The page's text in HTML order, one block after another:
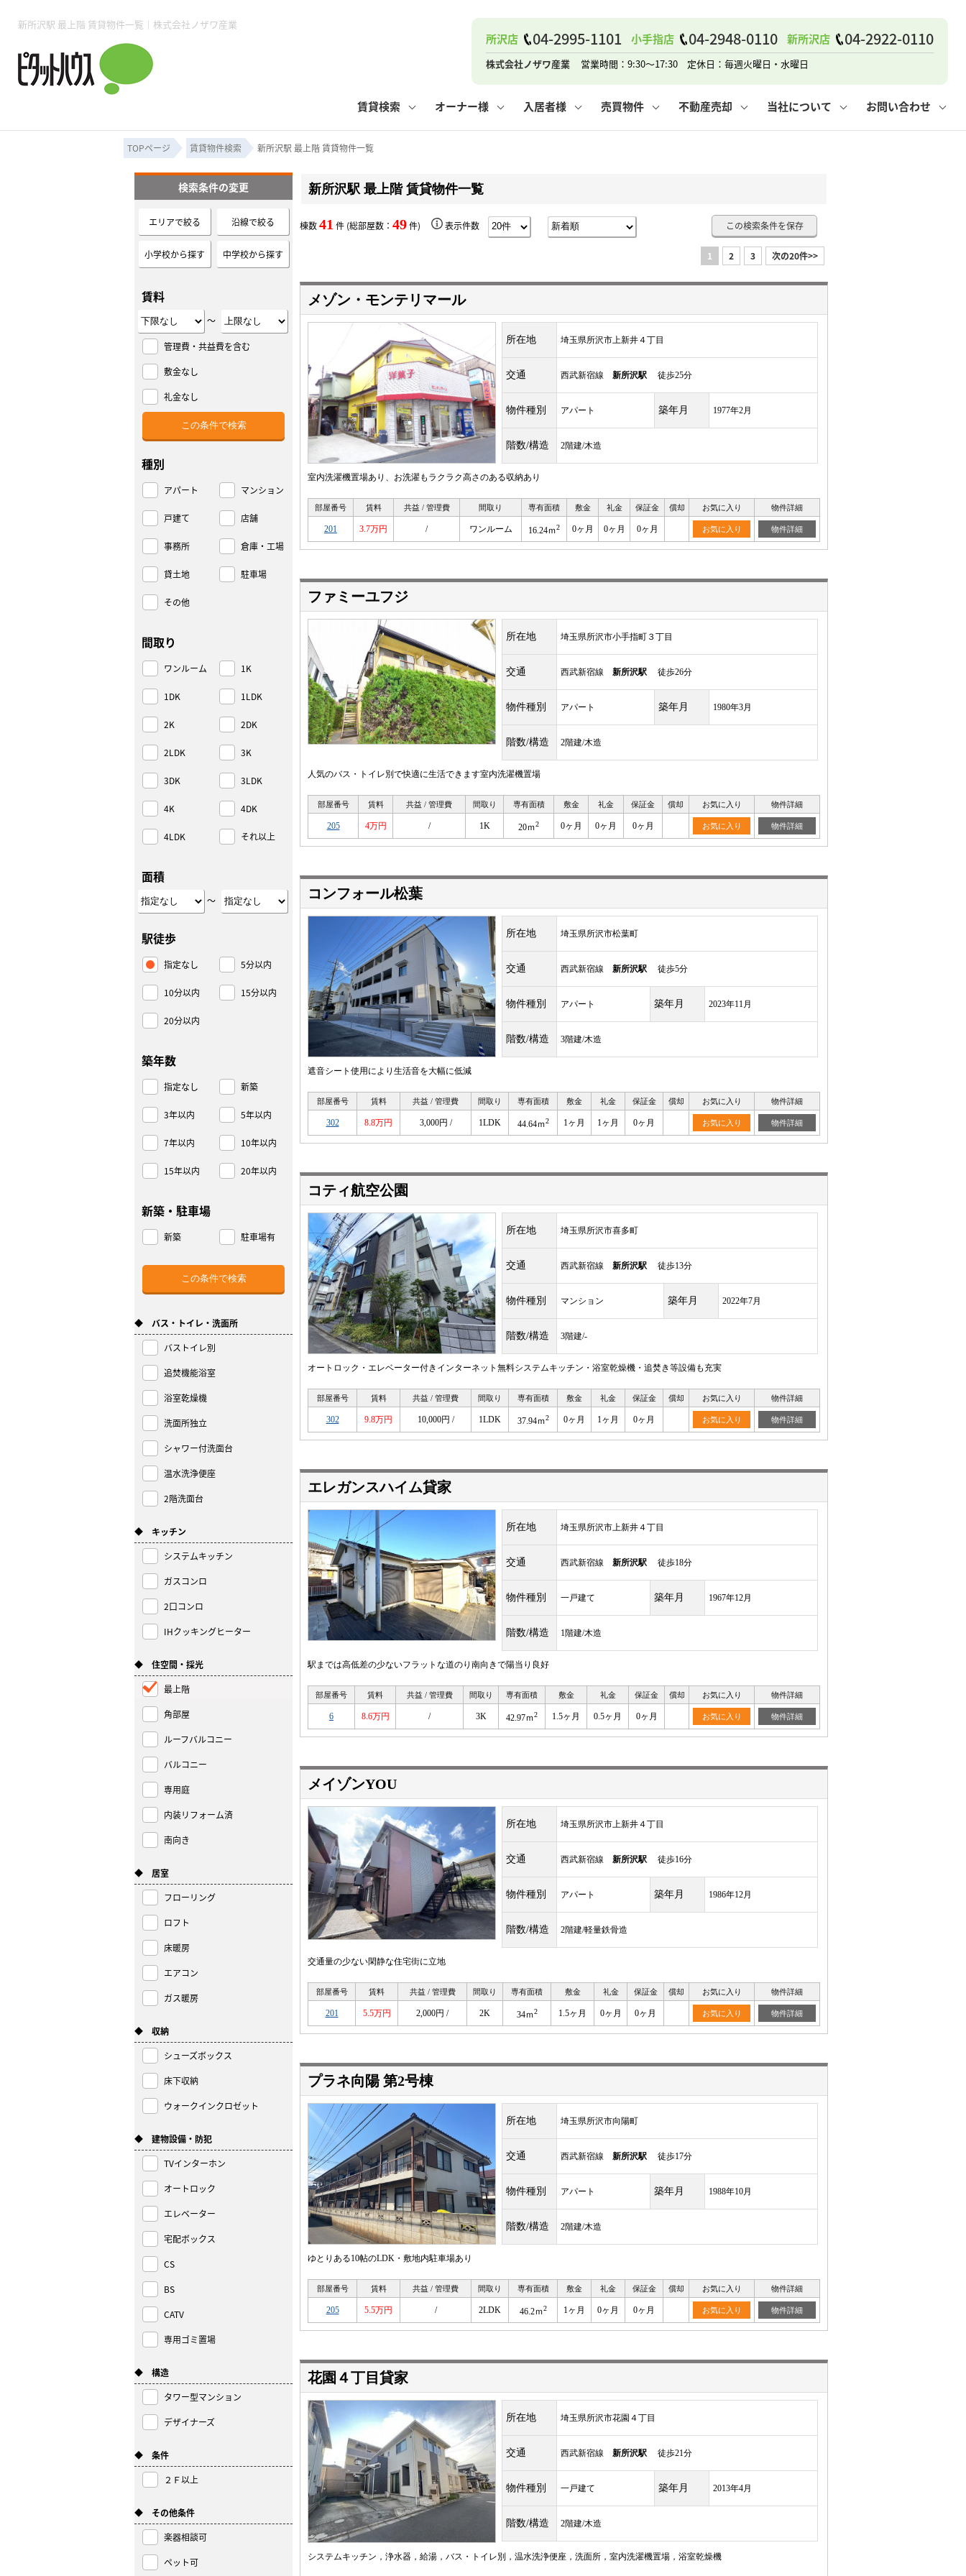
新所沢駅 最上階 賃貸物件一覧｜株式会社ノザワ産業
所沢店 04-2995-1101 小手指店 04-2948-0110 新所沢店 04-2922-0110
株式会社ノザワ産業 営業時間：9:30～17:30 定休日：毎週火曜日・水曜日
賃貸検索
所沢賃貸TOP 物件検索フォーム お気に入り 閲覧履歴
コンテナ
オーナー様
賃貸管理業務 土地・空き家活用 空き家管理 管理物件一覧
入居者様
入居者様用ページTOP 入居中のマナー 住まいのトラブルQ&A
売買物件
売買物件一覧 購入時の諸費用 購入までの流れ よくある質問
不動産売却
無料売却査定 仲介手数料について 業者の選び方 媒介契約の種類
必要な書類 売却の流れ よくある質問 相続
当社について
会社概要 スタッフ紹介 お知らせ お客様の声
ピタットハウス小手指店 ピタットハウス新所沢店
お問い合わせ
ご来店予約 お住まいの解約手続き その他の問合せ
必要な書類 よくある質問 相続
ピタットハウス小手指店 ピタットハウス新所沢店
TOPページ 賃貸物件検索 新所沢駅 最上階 賃貸物件一覧
新所沢駅 最上階 賃貸物件一覧
棟数41 件 (総部屋数： 49件) 表示件数 この検索条件を保存
1 2 3 次の20件>>
メゾン・モンテリマール
所在地 埼玉県所沢市上新井４丁目
交通 西武新宿線 新所沢駅 徒歩25分
物件種別 アパート 築年月 1977年2月
階数/構造 2階建/木造
室内洗濯機置場あり、お洗濯もラクラク高さのある収納あり
部屋番号 賃料 共益 / 管理費 間取り 専有面積 敷金 礼金 保証金 償却 お気に入り 物件詳細
201 3.7万円 / ワンルーム 16.24ｍ2 0ヶ月 0ヶ月 0ヶ月 お気に入り 物件詳細
ファミーユフジ
所在地 埼玉県所沢市小手指町３丁目
交通 西武新宿線 新所沢駅 徒歩26分
物件種別 アパート 築年月 1980年3月
階数/構造 2階建/木造
人気のバス・トイレ別で快適に生活できます室内洗濯機置場
部屋番号 賃料 共益 / 管理費 間取り 専有面積 敷金 礼金 保証金 償却 お気に入り 物件詳細
205 4万円 / 1K 20ｍ2 0ヶ月 0ヶ月 0ヶ月 お気に入り 物件詳細
コンフォール松葉
所在地 埼玉県所沢市松葉町
交通 西武新宿線 新所沢駅 徒歩5分
物件種別 アパート 築年月 2023年11月
階数/構造 3階建/木造
遮音シート使用により生活音を大幅に低減
部屋番号 賃料 共益 / 管理費 間取り 専有面積 敷金 礼金 保証金 償却 お気に入り 物件詳細
302 8.8万円 3,000円 / 1LDK 44.64ｍ2 1ヶ月 1ヶ月 0ヶ月 お気に入り 物件詳細
コティ航空公園
所在地 埼玉県所沢市喜多町
交通 西武新宿線 新所沢駅 徒歩13分
物件種別 マンション 築年月 2022年7月
階数/構造 3階建/-
オートロック・エレベーター付きインターネット無料システムキッチン・浴室乾燥機・追焚き等設備も充実
部屋番号 賃料 共益 / 管理費 間取り 専有面積 敷金 礼金 保証金 償却 お気に入り 物件詳細
302 9.8万円 10,000円 / 1LDK 37.94ｍ2 0ヶ月 1ヶ月 0ヶ月 お気に入り 物件詳細
エレガンスハイム貸家
所在地 埼玉県所沢市上新井４丁目
交通 西武新宿線 新所沢駅 徒歩18分
物件種別 一戸建て 築年月 1967年12月
階数/構造 1階建/木造
駅までは高低差の少ないフラットな道のり南向きで陽当り良好
部屋番号 賃料 共益 / 管理費 間取り 専有面積 敷金 礼金 保証金 償却 お気に入り 物件詳細
6 8.6万円 / 3K 42.97ｍ2 1.5ヶ月 0.5ヶ月 0ヶ月 お気に入り 物件詳細
メイゾンYOU
所在地 埼玉県所沢市上新井４丁目
交通 西武新宿線 新所沢駅 徒歩16分
物件種別 アパート 築年月 1986年12月
階数/構造 2階建/軽量鉄骨造
交通量の少ない閑静な住宅街に立地
部屋番号 賃料 共益 / 管理費 間取り 専有面積 敷金 礼金 保証金 償却 お気に入り 物件詳細
201 5.5万円 2,000円 / 2K 34ｍ2 1.5ヶ月 0ヶ月 0ヶ月 お気に入り 物件詳細
プラネ向陽 第2号棟
所在地 埼玉県所沢市向陽町
交通 西武新宿線 新所沢駅 徒歩17分
物件種別 アパート 築年月 1988年10月
階数/構造 2階建/木造
ゆとりある10帖のLDK・敷地内駐車場あり
部屋番号 賃料 共益 / 管理費 間取り 専有面積 敷金 礼金 保証金 償却 お気に入り 物件詳細
205 5.5万円 / 2LDK 46.2ｍ2 1ヶ月 0ヶ月 0ヶ月 お気に入り 物件詳細
花園４丁目貸家
所在地 埼玉県所沢市花園４丁目
交通 西武新宿線 新所沢駅 徒歩21分
物件種別 一戸建て 築年月 2013年4月
階数/構造 2階建/木造
システムキッチン，浄水器，給湯，バス・トイレ別，温水洗浄便座，洗面所，室内洗濯機置場，浴室乾燥機
検索条件の変更
エリアで絞る 沿線で絞る
小学校から探す 中学校から探す
賃料
～
管理費・共益費を含む
敷金なし
礼金なし
種別
アパート マンション
戸建て 店舗
事務所 倉庫・工場
貸土地 駐車場
その他
間取り
ワンルーム 1K
1DK 1LDK
2K 2DK
2LDK 3K
3DK 3LDK
4K 4DK
4LDK それ以上
面積
～
駅徒歩
指定なし 5分以内
10分以内 15分以内
20分以内
築年数
指定なし 新築
3年以内 5年以内
7年以内 10年以内
15年以内 20年以内
新築・駐車場
新築 駐車場有
◆ バス・トイレ・洗面所
バストイレ別
追焚機能浴室
浴室乾燥機
洗面所独立
シャワー付洗面台
温水洗浄便座
2階洗面台
◆ キッチン
システムキッチン
ガスコンロ
2口コンロ
IHクッキングヒーター
◆ 住空間・採光
最上階
角部屋
ルーフバルコニー
バルコニー
専用庭
内装リフォーム済
南向き
◆ 居室
フローリング
ロフト
床暖房
エアコン
ガス暖房
◆ 収納
シューズボックス
床下収納
ウォークインクロゼット
◆ 建物設備・防犯
TVインターホン
オートロック
エレベーター
宅配ボックス
CS
BS
CATV
専用ゴミ置場
◆ 構造
タワー型マンション
デザイナーズ
◆ 条件
２Ｆ以上
◆ その他条件
楽器相談可
ペット可